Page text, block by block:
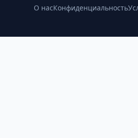
О насКонфиденциальность